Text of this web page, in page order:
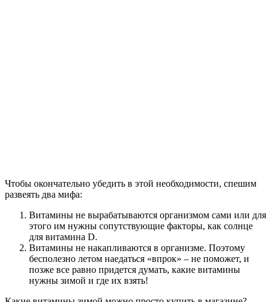
Чтобы окончательно убедить в этой необходимости, спешим
развеять два мифа:
Витамины не вырабатываются организмом сами или для
этого им нужны сопутствующие факторы, как солнце
для витамина D.
Витамины не накапливаются в организме. Поэтому
бесполезно летом наедаться «впрок» – не поможет, и
позже все равно придется думать, какие витамины
нужны зимой и где их взять!